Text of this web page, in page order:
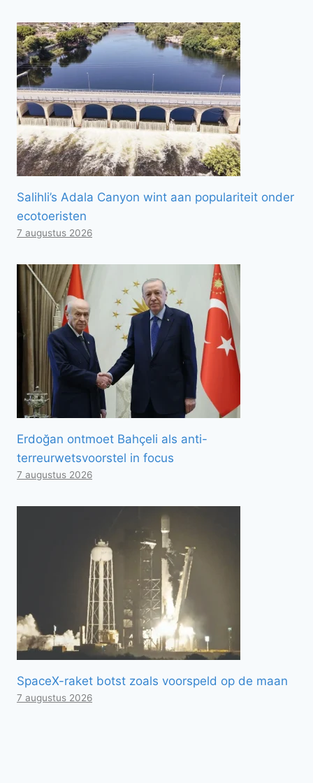
Salihli’s Adala Canyon wint aan populariteit onder
ecotoeristen
7 augustus 2026
Erdoğan ontmoet Bahçeli als anti-
terreurwetsvoorstel in focus
7 augustus 2026
SpaceX-raket botst zoals voorspeld op de maan
7 augustus 2026